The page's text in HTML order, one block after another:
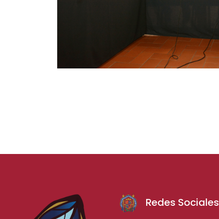
Redes Sociales